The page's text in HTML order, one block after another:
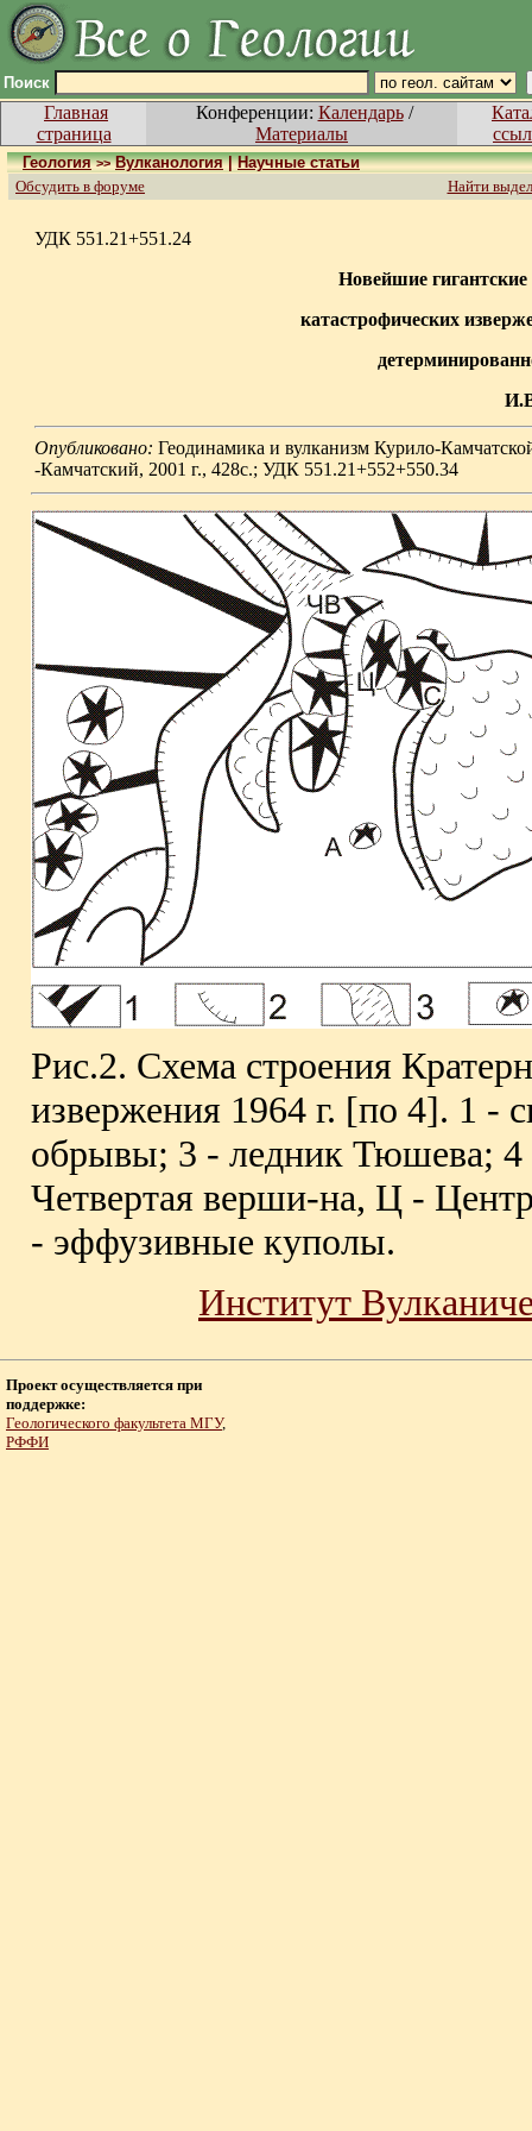
Поиск
Главная
страница
Конференции: Календарь/
Материалы
Геология >> Вулканология|Научные статьи
Обсудить в форуме
Найти
УДК 551.21+551.24
Новейшие
катастрофических
Опубликовано: Геодинамика и вулканизм Курило-
-Камчатский, 2001 г., 428с.; УДК 551.21+552+550.34
Рис.2. Схема строения
извержения 1964 г. [по 4]. 1 -
обрывы; 3 - ледник Тюшева;
Четвертая верши-на, Ц -
- эффузивные куполы.
Институт
Проект осуществляется при
поддержке:
Геологического факультета МГУ,
РФФИ